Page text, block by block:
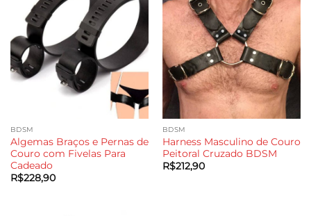
BDSM
Algemas Braços e Pernas de
Couro com Fivelas Para
Cadeado
R$228,90
BDSM
Harness Masculino de Couro
Peitoral Cruzado BDSM
R$212,90